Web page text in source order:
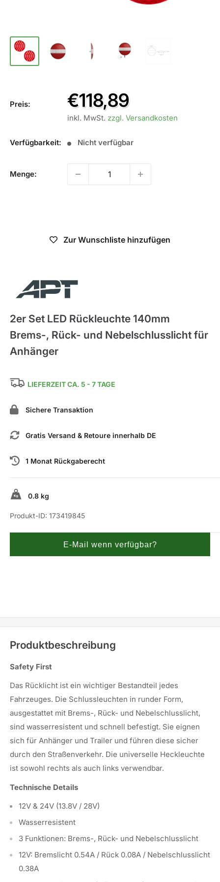
Preis:
Sale
Preis
€118,89
inkl. MwSt. zzgl. Versandkosten
Verfügbarkeit: Nicht verfügbar
Menge:
Zur Wunschliste hinzufügen
2er Set LED Rückleuchte 140mm
Brems-, Rück- und Nebelschlusslicht für
Anhänger
LIEFERZEIT CA. 5 - 7 TAGE
Sichere Transaktion
Gratis Versand & Retoure innerhalb DE
1 Monat Rückgaberecht
0.8 kg
Produkt-ID: 173419845
E-Mail wenn verfügbar?
Produktbeschreibung
Safety First
Das Rücklicht ist ein wichtiger Bestandteil jedes
Fahrzeuges. Die Schlussleuchten in runder Form,
ausgestattet mit Brems-, Rück- und Nebelschlusslicht,
sind wasserresistent und schnell befestigt. Sie eignen
sich für Anhänger und Trailer und führen diese sicher
durch den Straßenverkehr. Die universelle Heckleuchte
ist sowohl rechts als auch links verwendbar.
Technische Details
12V & 24V (13.8V / 28V)
Wasserresistent
3 Funktionen: Brems-, Rück- und Nebelschlusslicht
12V: Bremslicht 0.54A / Rück 0.08A / Nebelschlusslicht
0.38A